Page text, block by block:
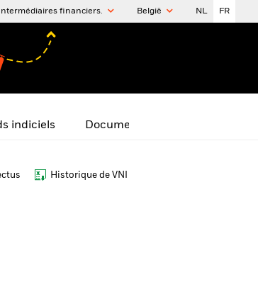
Intermédiaires financiers. België NL FR
indiciels Documents
Historique de VNI